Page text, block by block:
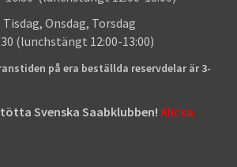
Tisdag, Onsdag, Torsdag
(lunchstängt 12:00-13:00)
på era beställda reservdelar är 3-
Svenska Saabklubben! Klicka